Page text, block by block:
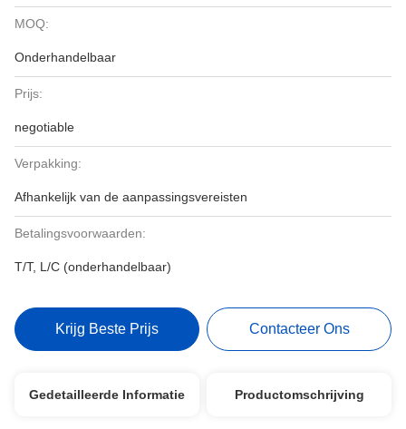
MOQ:
Onderhandelbaar
Prijs:
negotiable
Verpakking:
Afhankelijk van de aanpassingsvereisten
Betalingsvoorwaarden:
T/T, L/C (onderhandelbaar)
Krijg Beste Prijs Contacteer Ons
Gedetailleerde Informatie Productomschrijving